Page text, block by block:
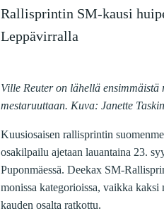
Rallisprintin SM-kausi
Leppävirralla
Ville Reuter on lähellä
mestaruuttaan. Kuva: Janette
Kuusiosaisen rallisprintin
osakilpailu ajetaan lauantaina 23.
Puponmäessä. Deekax SM-
monissa kategorioissa, vaikka kaksi
kauden osalta ratkottu.